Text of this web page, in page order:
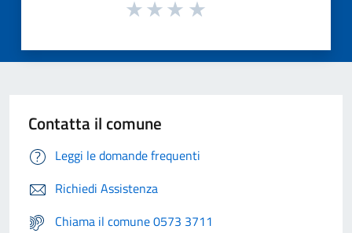
Contatta il comune
Leggi le domande frequenti
Richiedi Assistenza
Chiama il comune 0573 3711